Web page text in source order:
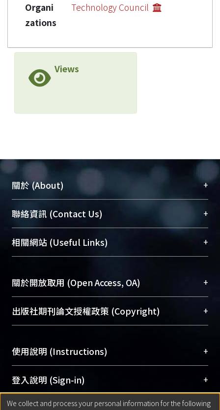
Organi
zations
Technology Council
Views
關於 (About) +
臺大位居世界頂尖大學之列，為永久珍藏及向國際
展現本校豐碩的研究成果及學術能量，圖書館整合
機構典藏（NTUR）與學術庫（AH）不同功能平
台，成為臺大學術典藏NTU scholars。期能整合研
成果。
To permanently archive and promote researcher
profiles and scholarly works, Library integrates the
services of “NTU Repository” with “Academic
聯絡資訊 (Contact Us) +
總館學科館員(Main Library)
醫學圖書館學科館員(Medical Library)
Sciences Library)
相關網站 (Useful Links) +
關於開放取用 (Open Access, OA) +
開放取用是從使用者角度提升資訊取用性的社會運
動，應用在學術研究上是透過將研究著作公開供使
用逐年攀升。同時可加速研究發展、提升研究影響
Archive）平台。 （點選深入了解OA）
出版社期刊論文授權政策 (Copyright) +
含部分內容的版權非匯入者所有，或由第三方贊
助與合作完成，請確認該版權所有者及第三方同
意提供此授權。
Please represent that the submission is your
original work, and that you have the right to
使用說明 (Instructions) +
網站簡介(Quickstart Guide)
使用手冊(Instruction Manual)
線上預約服務(Booking Service)
登入說明 (Sign-in) +
We collect and process your personal information for the following